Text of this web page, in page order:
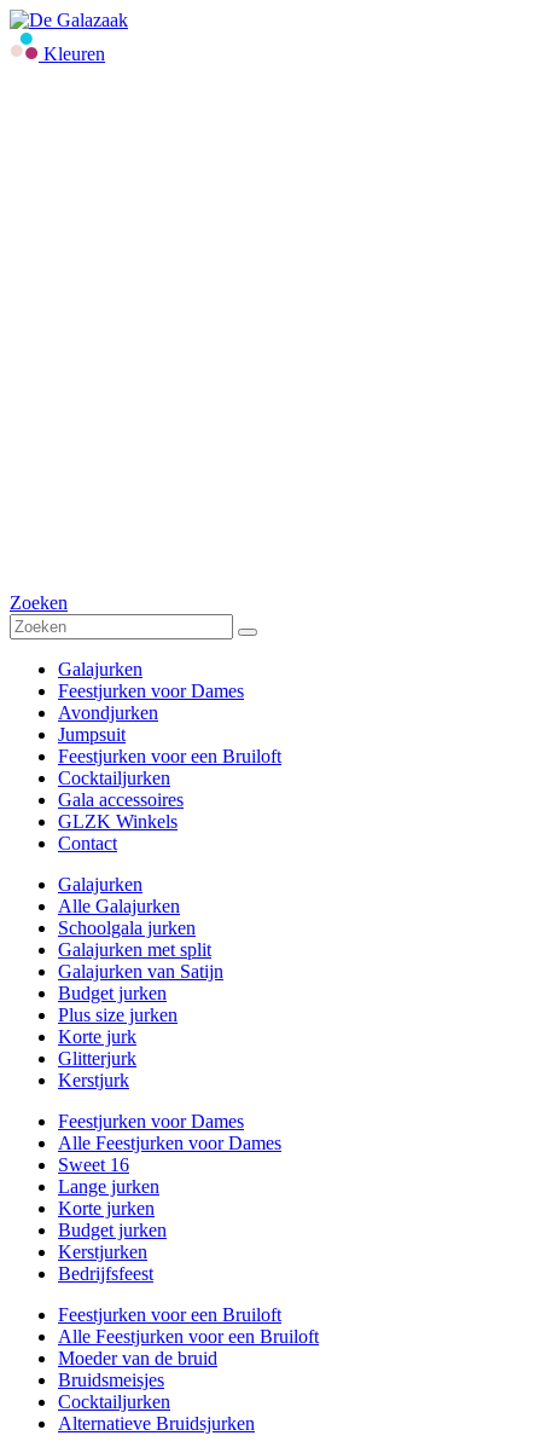
Kleuren
Zoeken
Galajurken
Feestjurken voor Dames
Avondjurken
Jumpsuit
Feestjurken voor een Bruiloft
Cocktailjurken
Gala accessoires
GLZK Winkels
Contact
Galajurken
Alle Galajurken
Schoolgala jurken
Galajurken met split
Galajurken van Satijn
Budget jurken
Plus size jurken
Korte jurk
Glitterjurk
Kerstjurk
Feestjurken voor Dames
Alle Feestjurken voor Dames
Sweet 16
Lange jurken
Korte jurken
Budget jurken
Kerstjurken
Bedrijfsfeest
Feestjurken voor een Bruiloft
Alle Feestjurken voor een Bruiloft
Moeder van de bruid
Bruidsmeisjes
Cocktailjurken
Alternatieve Bruidsjurken